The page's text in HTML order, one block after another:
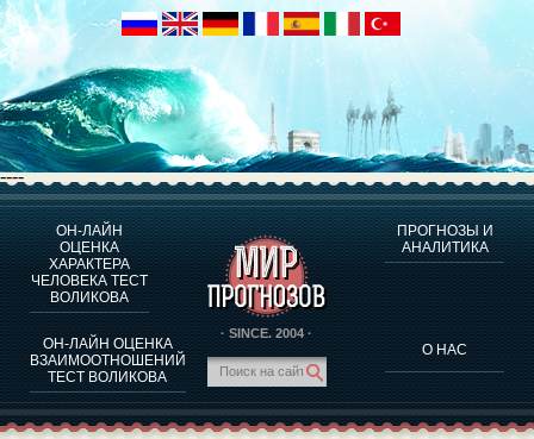
----
ОН-ЛАЙН
ОЦЕНКА
ХАРАКТЕРА
ЧЕЛОВЕКА ТЕСТ
ВОЛИКОВА
ОН-ЛАЙН ОЦЕНКА
ВЗАИМООТНОШЕНИЙ
ТЕСТ ВОЛИКОВА
· SINCE. 2004 ·
ПРОГНОЗЫ И
АНАЛИТИКА
О НАС
О ПРОГРАММЕ
ОЦЕНКА ХАРАКТЕРA ЧЕЛОВЕКА
ОЦЕНКА ХАРАКТЕРА ВЫДАЮЩИХСЯ ЛИЧНОСТЕЙ
О ПРОГРАММЕ
ТЕСТ НА СОВМЕСТИМОСТЬ ВОЛИКОВА
ПРОГНОЗЫ И АНАЛИТИКА